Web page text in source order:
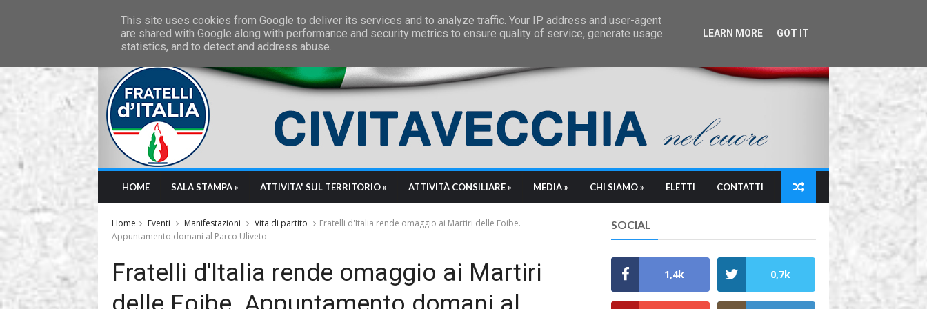
Saturday, August 8 2026
HOME SALA STAMPA » ATTIVITA' SUL TERRITORIO » ATTIVITÀ CONSILIARE » MEDIA » CHI SIAMO » ELETTI CONTATTI
Home Eventi Manifestazioni Vita di partito
Fratelli d'Italia rende omaggio ai Martiri delle Foibe.
Appuntamento domani al Parco Uliveto
Fratelli d'Italia rende omaggio ai Martiri
SOCIAL
1,4k 0,7k
This site uses cookies from Google to deliver its services and to analyze traffic. Your IP address and user-agent
are shared with Google along with performance and security metrics to ensure quality of service, generate usage
statistics, and to detect and address abuse.
LEARN MORE GOT IT